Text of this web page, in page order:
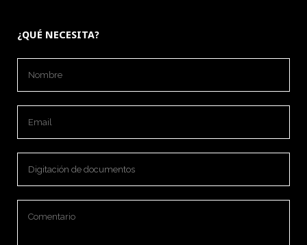
¿QUÉ NECESITA?